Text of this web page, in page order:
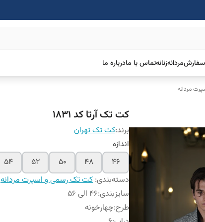
سفارشمردانهزنانهتماس با مادرباره ما
مردانه
کت تک آرتا کد ۱۸۳۱
برند:کت تک تهران
اندازه
46
48
50
52
54
دسته‌بندی: کت تک رسمی و اسپرت مردانه
سایزبندی:۴۶ الی ۵۶
طرح:چهارخونه